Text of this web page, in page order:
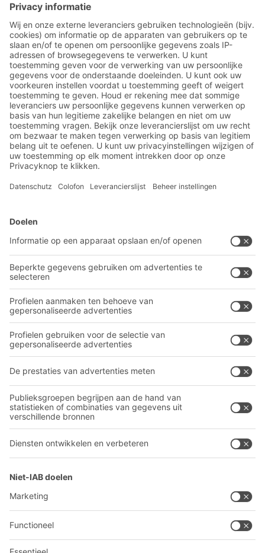
Ontdek de diverse BITO
magazijnbakken
BITO-oplossingen
Intralogistieke oplossingen
Bakken en bakken
Transportsystemen
Onze diensten
Contactformulier
Bedrijf
Over BITO
Ons wereldwijde netwerk
Volg ons
A
YOUR LIFE.
030 711 30 90
© 2026 BITO-Lagertechnik Bittmann GmbH